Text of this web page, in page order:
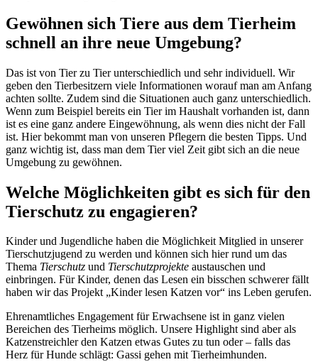
Gewöhnen sich Tiere aus dem Tierheim
schnell an ihre neue Umgebung?
Das ist von Tier zu Tier unterschiedlich und sehr individuell. Wir
geben den Tierbesitzern viele Informationen worauf man am Anfang
achten sollte. Zudem sind die Situationen auch ganz unterschiedlich.
Wenn zum Beispiel bereits ein Tier im Haushalt vorhanden ist, dann
ist es eine ganz andere Eingewöhnung, als wenn dies nicht der Fall
ist. Hier bekommt man von unseren Pflegern die besten Tipps. Und
ganz wichtig ist, dass man dem Tier viel Zeit gibt sich an die neue
Umgebung zu gewöhnen.
Welche Möglichkeiten gibt es sich für den
Tierschutz zu engagieren?
Kinder und Jugendliche haben die Möglichkeit Mitglied in unserer
Tierschutzjugend zu werden und können sich hier rund um das
Thema Tierschutz und Tierschutzprojekte austauschen und
einbringen. Für Kinder, denen das Lesen ein bisschen schwerer fällt
haben wir das Projekt „Kinder lesen Katzen vor“ ins Leben gerufen.
Ehrenamtliches Engagement für Erwachsene ist in ganz vielen
Bereichen des Tierheims möglich. Unsere Highlight sind aber als
Katzenstreichler den Katzen etwas Gutes zu tun oder – falls das
Herz für Hunde schlägt: Gassi gehen mit Tierheimhunden.